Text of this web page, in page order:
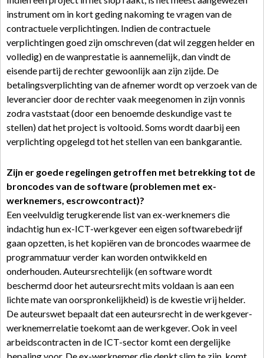
instrument om in kort geding nakoming te vragen van de
contractuele verplichtingen. Indien de contractuele
verplichtingen goed zijn omschreven (dat wil zeggen helder en
volledig) en de wanprestatie is aannemelijk, dan vindt de
eisende partij de rechter gewoonlijk aan zijn zijde. De
betalingsverplichting van de afnemer wordt op verzoek van de
leverancier door de rechter vaak meegenomen in zijn vonnis
zodra vaststaat (door een benoemde deskundige vast te
stellen) dat het project is voltooid. Soms wordt daarbij een
verplichting opgelegd tot het stellen van een bankgarantie.
Zijn er goede regelingen getroffen met betrekking tot de
broncodes van de software (problemen met ex-
werknemers, escrowcontract)?
Een veelvuldig terugkerende list van ex-werknemers die
indachtig hun ex-ICT-werkgever een eigen softwarebedrijf
gaan opzetten, is het kopiëren van de broncodes waarmee de
programmatuur verder kan worden ontwikkeld en
onderhouden. Auteursrechtelijk (en software wordt
beschermd door het auteursrecht mits voldaan is aan een
lichte mate van oorspronkelijkheid) is de kwestie vrij helder.
De auteurswet bepaalt dat een auteursrecht in de werkgever-
werknemerrelatie toekomt aan de werkgever. Ook in veel
arbeidscontracten in de ICT-sector komt een dergelijke